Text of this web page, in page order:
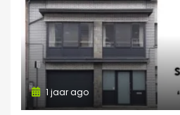
1 jaar ago